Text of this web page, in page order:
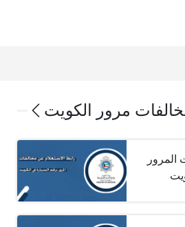
مرور الكويت
المرور